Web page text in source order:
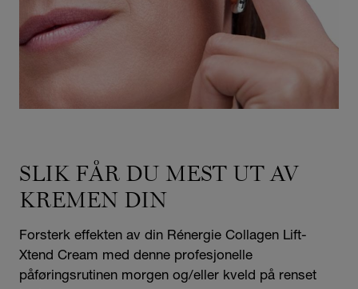
SLIK FÅR DU MEST UT AV
KREMEN DIN
Forsterk effekten av din Rénergie Collagen Lift-
Xtend Cream med denne profesjonelle
påføringsrutinen morgen og/eller kveld på renset